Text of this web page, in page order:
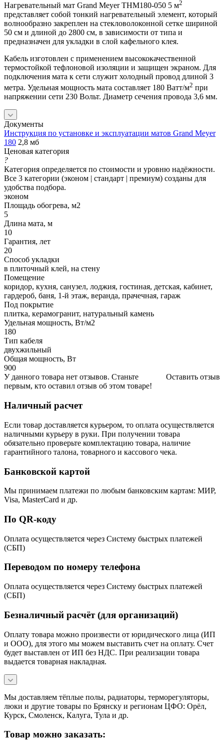
Нагревательный мат Grand Meyer THM180-050 5 м2
представляет собой тонкий нагревательный элемент, который
волнообразно закреплен на стекловолоконной сетке шириной
50 см и длиной до 2800 см, в зависимости от типа и
предназначен для укладки в слой кафельного клея.
Кабель изготовлен с применением высококачественной
термостойкой тефлоновой изоляции и защищен экраном. Для
подключения мата к сети служит холодный провод длиной 3
метра. Удельная мощность мата составляет 180 Ватт/м2 при
напряжении сети 230 Вольт. Диаметр сечения провода 3,6 мм.
Документы
Инструкция по установке и эксплуатации матов Grand Meyer
180 2,8 мб
Ценовая категория
?
Категория определяется по стоимости и уровню надёжности.
Все 3 категории (эконом | стандарт | премиум) созданы для
удобства подбора.
эконом
Площадь обогрева, м2
5
Длина мата, м
10
Гарантия, лет
20
Способ укладки
в плиточный клей, на стену
Помещение
коридор, кухня, санузел, лоджия, гостиная, детская, кабинет,
гардероб, баня, 1-й этаж, веранда, прачечная, гараж
Под покрытие
плитка, керамогранит, натуральный камень
Удельная мощность, Вт/м2
180
Тип кабеля
двухжильный
Общая мощность, Вт
900
Оставить отзыв
У данного товара нет отзывов. Станьте
первым, кто оставил отзыв об этом товаре!
Наличный расчет
Если товар доставляется курьером, то оплата осуществляется
наличными курьеру в руки. При получении товара
обязательно проверьте комплектацию товара, наличие
гарантийного талона, товарного и кассового чека.
Банковской картой
Мы принимаем платежи по любым банковским картам: МИР,
Visa, MasterCard и др.
По QR-коду
Оплата осуществляется через Систему быстрых платежей
(СБП)
Переводом по номеру телефона
Оплата осуществляется через Систему быстрых платежей
(СБП)
Безналичный расчёт (для организаций)
Оплату товара можно произвести от юридического лица (ИП
и ООО), для этого мы можем выставить счет на оплату. Счет
будет выставлен от ИП без НДС. При реализации товара
выдается товарная накладная.
Мы доставляем тёплые полы, радиаторы, терморегуляторы,
люки и другие товары по Брянску и регионам ЦФО: Орёл,
Курск, Смоленск, Калуга, Тула и др.
Товар можно заказать: